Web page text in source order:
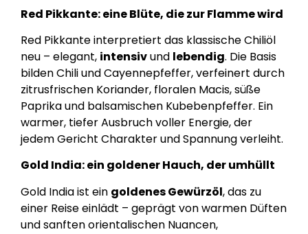
Red Pikkante: eine Blüte, die zur Flamme wird
Red Pikkante interpretiert das klassische Chiliöl
neu – elegant, intensivund lebendig. Die Basis
bilden Chili und Cayennepfeffer, verfeinert durch
zitrusfrischen Koriander, floralen Macis, süße
Paprika und balsamischen Kubebenpfeffer. Ein
warmer, tiefer Ausbruch voller Energie, der
jedem Gericht Charakter und Spannung verleiht.
Gold India: ein goldener Hauch, der umhüllt
Gold India ist ein goldenes Gewürzöl, das zu
einer Reise einlädt – geprägt von warmen Düften
und sanften orientalischen Nuancen,